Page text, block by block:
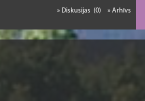
» Arhīvs
» Diskusijas (0)